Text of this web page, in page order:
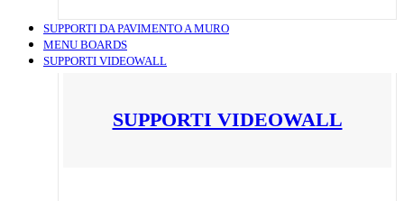
SUPPORTI DA PAVIMENTO A MURO
MENU BOARDS
SUPPORTI VIDEOWALL
SUPPORTI VIDEOWALL